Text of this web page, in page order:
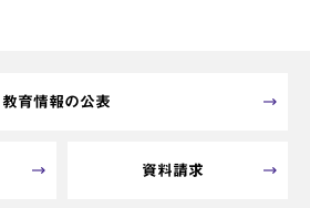
教育情報の公表
資料請求